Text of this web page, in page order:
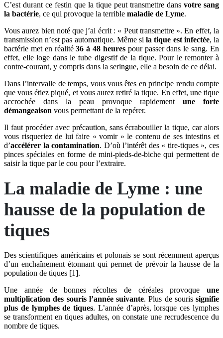
C’est durant ce festin que la tique peut transmettre dans votre sang
la bactérie, ce qui provoque la terrible maladie de Lyme.
Vous aurez bien noté que j’ai écrit : « Peut transmettre ». En effet, la
transmission n’est pas automatique. Même sila tique est infectée, la
bactérie met en réalité36 à 48 heurespour passer dans le sang. En
effet, elle loge dans le tube digestif de la tique. Pour le remonter à
contre-courant, y compris dans la seringue, elle a besoin de ce délai.
Dans l’intervalle de temps, vous vous êtes en principe rendu compte
que vous étiez piqué, et vous aurez retiré la tique. En effet, une tique
accrochée dans la peau provoque rapidement une forte
démangeaison vous permettant de la repérer.
Il faut procéder avec précaution, sans écrabouiller la tique, car alors
vous risqueriez de lui faire « vomir » le contenu de ses intestins et
d’accélérer la contamination. D’où l’intérêt des « tire-tiques », ces
pinces spéciales en forme de mini-pieds-de-biche qui permettent de
saisir la tique par le cou pour l’extraire.
La maladie de Lyme : une
hausse de la population de
tiques
Des scientifiques américains et polonais se sont récemment aperçus
d’un enchaînement étonnant qui permet de prévoir la hausse de la
population de tiques [1].
Une année de bonnes récoltes de céréales provoque une
multiplication des souris l’année suivante. Plus de souris signifie
plus de lymphes de tiques. L’année d’après, lorsque ces lymphes
se transforment en tiques adultes, on constate une recrudescence du
nombre de tiques.